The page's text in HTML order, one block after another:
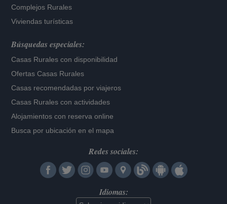
Complejos Rurales
Viviendas turísticas
Búsquedas especiales:
Casas Rurales con disponibilidad
Ofertas Casas Rurales
Casas recomendadas por viajeros
Casas Rurales con actividades
Alojamientos con reserva online
Busca por ubicación en el mapa
Redes sociales:
Idiomas: